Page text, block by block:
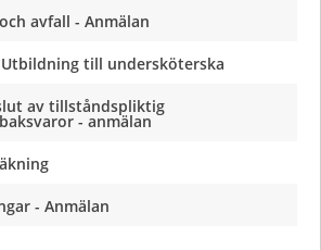
avfall - Anmälan
till undersköterska
av tillståndspliktig
- anmälan
- Anmälan